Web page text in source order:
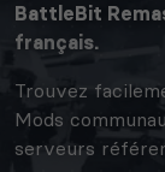
BattleBit
français.
Trouvez
Mods
serveurs